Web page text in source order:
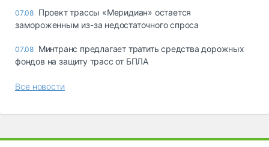
07.08 Проект трассы «Меридиан» остается
замороженным из-за недостаточного спроса
07.08 Минтранс предлагает тратить средства дорожных
фондов на защиту трасс от БПЛА
Все новости